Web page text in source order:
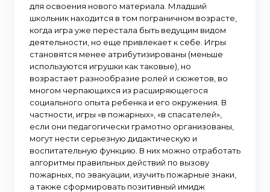
для освоения нового материала. Младший
школьник находится в том пограничном возрасте,
когда игра уже перестала быть ведущим видом
деятельности, но еще привлекает к себе. Игры
становятся менее атрибутизированы (меньше
используются игрушки как таковые), но
возрастает разнообразие ролей и сюжетов, во
многом черпающихся из расширяющегося
социального опыта ребенка и его окружения. В
частности, игры «в пожарных», «в спасателей»,
если они педагогически грамотно организованы,
могут нести серьезную дидактическую и
воспитательную функцию. В них можно отработать
алгоритмы правильных действий по вызову
пожарных, по эвакуации, изучить пожарные знаки,
а также сформировать позитивный имидж